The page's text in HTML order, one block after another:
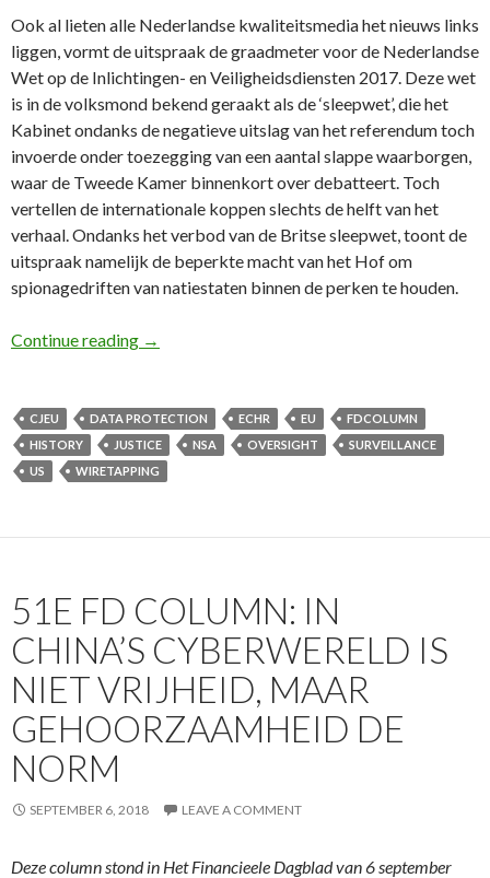
Ook al lieten alle Nederlandse kwaliteitsmedia het nieuws links
liggen, vormt de uitspraak de graadmeter voor de Nederlandse
Wet op de Inlichtingen- en Veiligheidsdiensten 2017. Deze wet
is in de volksmond bekend geraakt als de ‘sleepwet’, die het
Kabinet ondanks de negatieve uitslag van het referendum toch
invoerde onder toezegging van een aantal slappe waarborgen,
waar de Tweede Kamer binnenkort over debatteert. Toch
vertellen de internationale koppen slechts de helft van het
verhaal. Ondanks het verbod van de Britse sleepwet, toont de
uitspraak namelijk de beperkte macht van het Hof om
spionagedriften van natiestaten binnen de perken te houden.
Continue reading 52e FD Column: Eerste Snowden-uitspraak
→
CJEU DATA PROTECTION ECHR EU
FDCOLUMN
HISTORY
JUSTICE NSA OVERSIGHT
SURVEILLANCE
US
WIRETAPPING
51E FD COLUMN: IN
CHINA’S CYBERWERELD IS
NIET VRIJHEID, MAAR
GEHOORZAAMHEID DE
NORM
SEPTEMBER 6, 2018 LEAVE A COMMENT
Deze column stond in Het Financieele Dagblad van 6 september